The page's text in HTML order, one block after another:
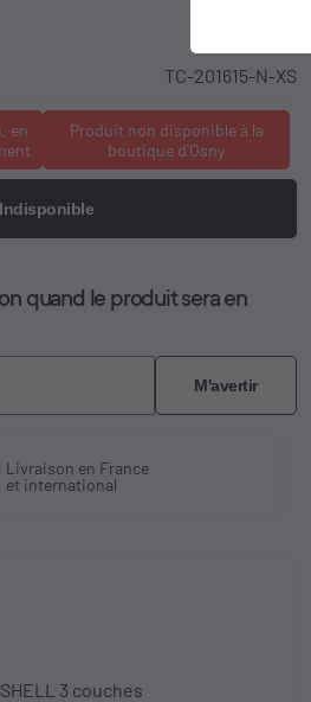
TC-201615-N-XS
en
Produit non disponible à la
boutique d'Osny
Indisponible
quand le produit sera en
M'avertir
Livraison en France
et international
3 couches